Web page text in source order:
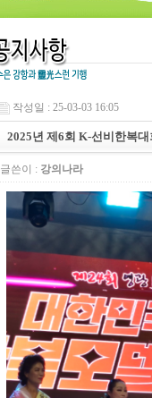
작성일 : 25-03-03 16:05
2025년 제6회 K-선비한복
글쓴이 : 강의나라